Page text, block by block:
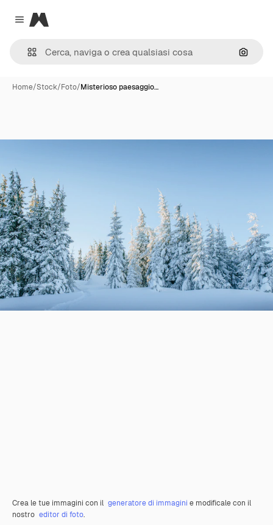
Close menu
Magnific
Cerca
Home/Stock/Foto/Misterioso paesaggio…
Crea le tue immagini con il generatore di immagini e modificale con il
nostro editor di foto.